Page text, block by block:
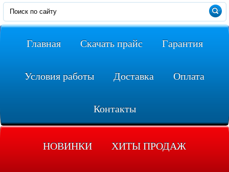
Главная Скачать прайс Гарантия
Условия работы Доставка Оплата
Контакты
НОВИНКИ ХИТЫ ПРОДАЖ